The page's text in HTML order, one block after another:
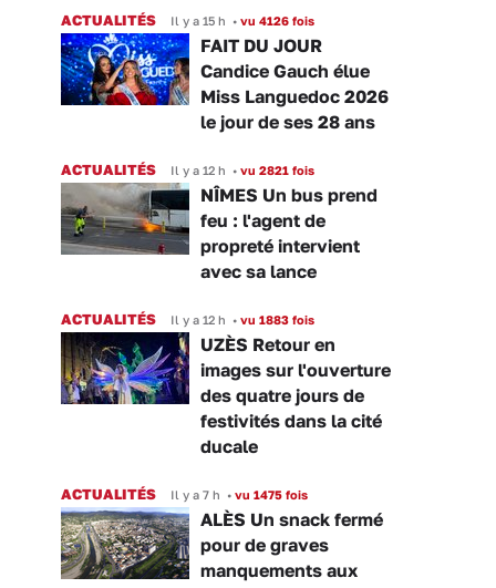
ACTUALITÉS Il y a 15 h • vu 4126 fois
FAIT DU JOUR
Candice Gauch élue
Miss Languedoc 2026
le jour de ses 28 ans
ACTUALITÉS Il y a 12 h • vu 2821 fois
NÎMES Un bus prend
feu : l'agent de
propreté intervient
avec sa lance
ACTUALITÉS Il y a 12 h • vu 1883 fois
UZÈS Retour en
images sur l'ouverture
des quatre jours de
festivités dans la cité
ducale
ACTUALITÉS Il y a 7 h • vu 1475 fois
ALÈS Un snack fermé
pour de graves
manquements aux